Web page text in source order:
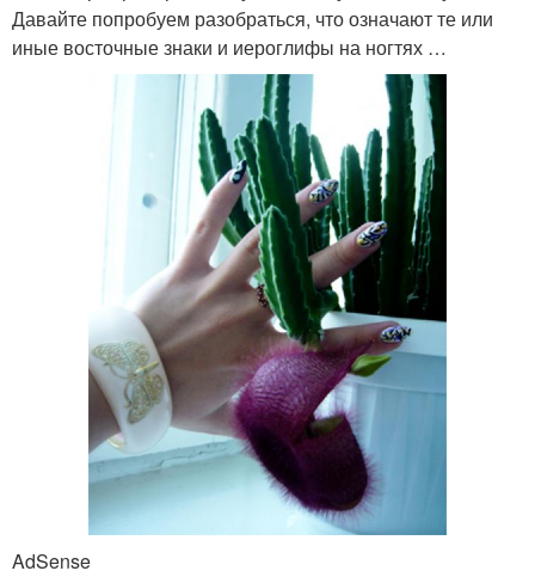
Давайте попробуем разобраться, что означают те или
иные восточные знаки и иероглифы на ногтях …
AdSense